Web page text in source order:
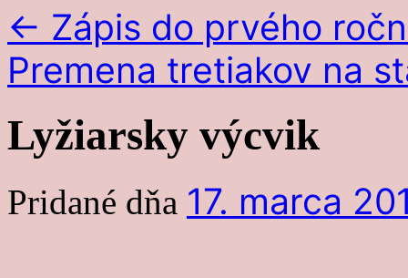
← Zápis do prvého
Premena tretiakov na
Lyžiarsky výcvik
Pridané dňa 17. marca